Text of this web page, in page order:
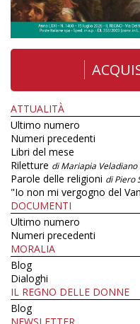
ATTUALITÀ
Ultimo numero
Numeri precedenti
Libri del mese
Riletture di Mariapia Veladiano
Parole delle religioni di Piero
"Io non mi vergogno del
DOCUMENTI
Ultimo numero
Numeri precedenti
MORALIA
Blog
Dialoghi
IL REGNO DELLE DONNE
Blog